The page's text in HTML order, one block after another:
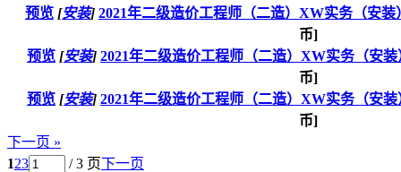
预览 [安装] 2021年二级造价工程师（二造）XW实务（安装
币]
预览 [安装] 2021年二级造价工程师（二造）XW实务（安
币]
预览 [安装] 2021年二级造价工程师（二造）XW实务（安
币]
下一页 »
123 / 3 页下一页